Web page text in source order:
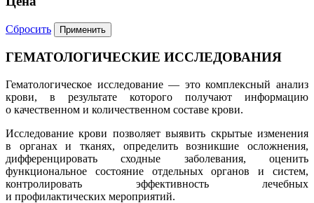
Сбросить
ГЕМАТОЛОГИЧЕСКИЕ ИССЛЕДОВАНИЯ
Гематологическое исследование — это комплексный анализ
крови, в результате которого получают информацию
о качественном и количественном составе крови.
Исследование крови позволяет выявить скрытые изменения
в органах и тканях, определить возникшие осложнения,
дифференцировать сходные заболевания, оценить
функциональное состояние отдельных органов и систем,
контролировать эффективность лечебных
и профилактических мероприятий.